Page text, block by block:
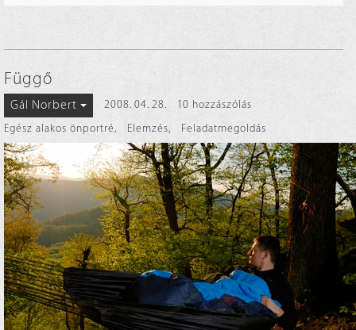
Függő
Gál Norbert 2008. 04. 28.
10 hozzászólás
Egész alakos önportré , Elemzés, Feladatmegoldás